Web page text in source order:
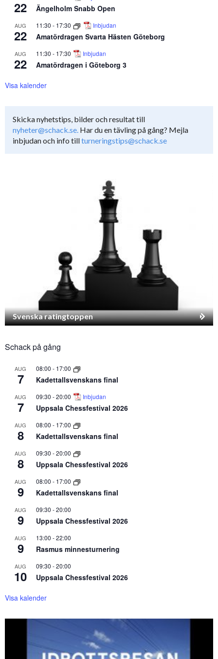
22 Ängelholm Snabb Open
AUG
22
11:30 - 17:30 Inbjudan
Amatördragen Svarta Hästen Göteborg
AUG
22
11:30 - 17:30 Inbjudan
Amatördragen i Göteborg 3
Visa kalender
Skicka nyhetstips, bilder och resultat till
nyheter@schack.se. Har du en tävling på gång? Mejla
inbjudan och info tillturneringstips@schack.se
Svenska ratingtoppen
Schack på gång
AUG
7
08:00 - 17:00
Kadettallsvenskans final
AUG
7
09:30 -20:00 Inbjudan
Uppsala Chessfestival 2026
AUG
8
08:00 - 17:00
Kadettallsvenskans final
AUG
8
09:30 -20:00
Uppsala Chessfestival 2026
AUG
9
08:00 - 17:00
Kadettallsvenskans final
AUG
9
09:30 -20:00
Uppsala Chessfestival 2026
AUG
9
13:00 -22:00
Rasmus minnesturnering
AUG
10
09:30 -20:00
Uppsala Chessfestival 2026
Visa kalender